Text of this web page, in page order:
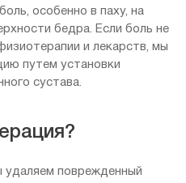
особенно в паху, на
бедра. Если боль не
и лекарств, мы
путем установки
сустава.
поврежденный